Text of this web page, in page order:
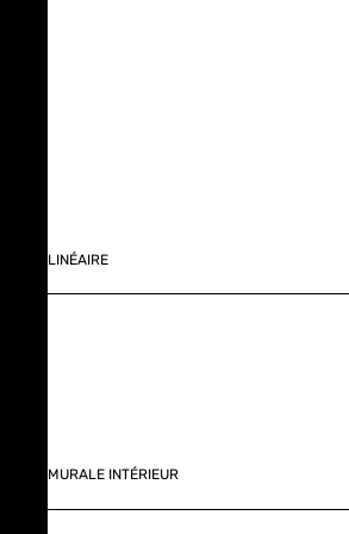
LINÉAIRE
MURALE INTÉRIEUR